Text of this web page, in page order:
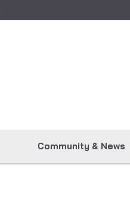
Community & News